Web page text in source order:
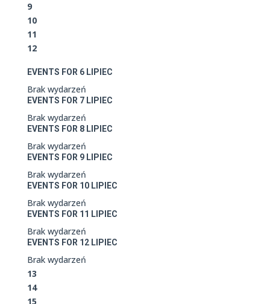
9
10
11
12
EVENTS FOR 6LIPIEC
Brak wydarzeń
EVENTS FOR 7LIPIEC
Brak wydarzeń
EVENTS FOR 8LIPIEC
Brak wydarzeń
EVENTS FOR 9LIPIEC
Brak wydarzeń
EVENTS FOR 10LIPIEC
Brak wydarzeń
EVENTS FOR 11 LIPIEC
Brak wydarzeń
EVENTS FOR 12LIPIEC
Brak wydarzeń
13
14
15